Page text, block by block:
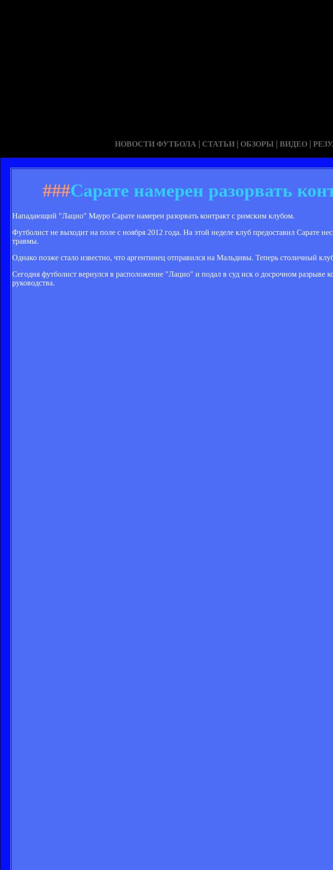
НОВОСТИ ФУТБОЛА | СТАТЬИ | ОБЗОРЫ | ВИДЕО |
###Сарате намерен разорвать
Нападающий "Лацио" Мауро Сарате намерен разорвать контракт с римским клубом.
Футболист не выходит на поле с ноября 2012 года. На этой неделе клуб предоставил Сарате
травмы.
Однако позже стало известно, что аргентинец отправился на Мальдивы. Теперь столичный
Сегодня футболист вернулся в расположение "Лацио" и подал в суд иск о досрочном разрыве
руководства.